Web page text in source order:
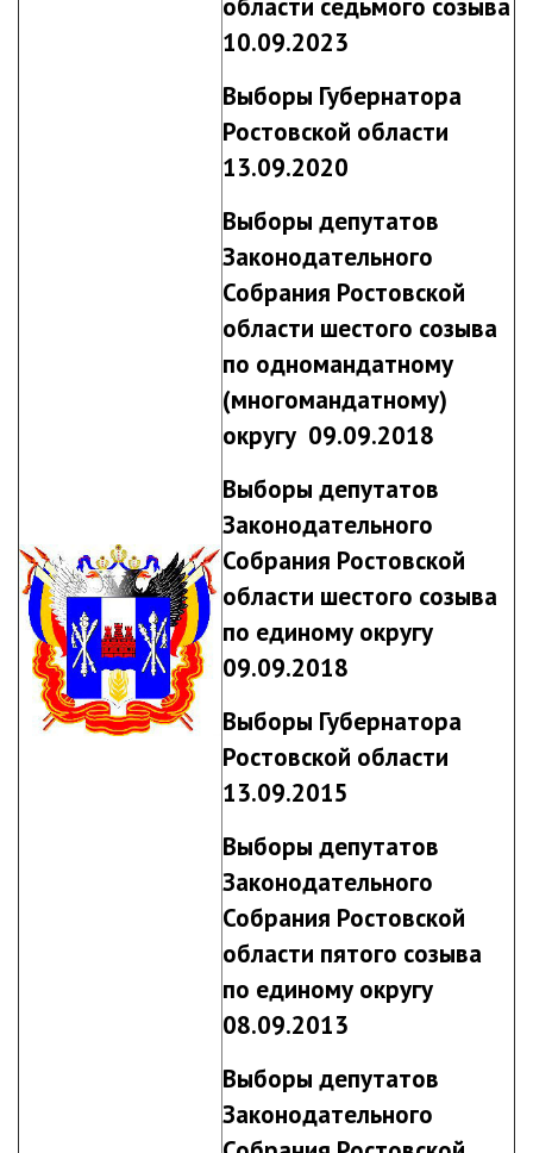
области седьмого созыва
10.09.2023
Выборы Губернатора
Ростовской области
13.09.2020
Выборы депутатов
Законодательного
Собрания Ростовской
области шестого созыва
по одномандатному
(многомандатному)
округу 09.09.2018
Выборы депутатов
Законодательного
Собрания Ростовской
области шестого созыва
по единому округу
09.09.2018
Выборы Губернатора
Ростовской области
13.09.2015
Выборы депутатов
Законодательного
Собрания Ростовской
области пятого созыва
по единому округу
08.09.2013
Выборы депутатов
Законодательного